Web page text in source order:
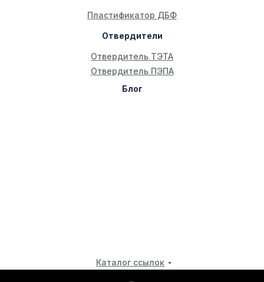
Каталог ссылок
Отвердители
Блог
Отвердитель ТЭТА
Отвердитель ПЭПА
Пластификатор ДБФ